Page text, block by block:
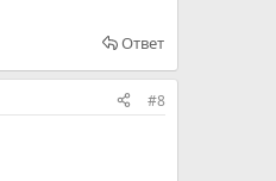
Ответ
#8